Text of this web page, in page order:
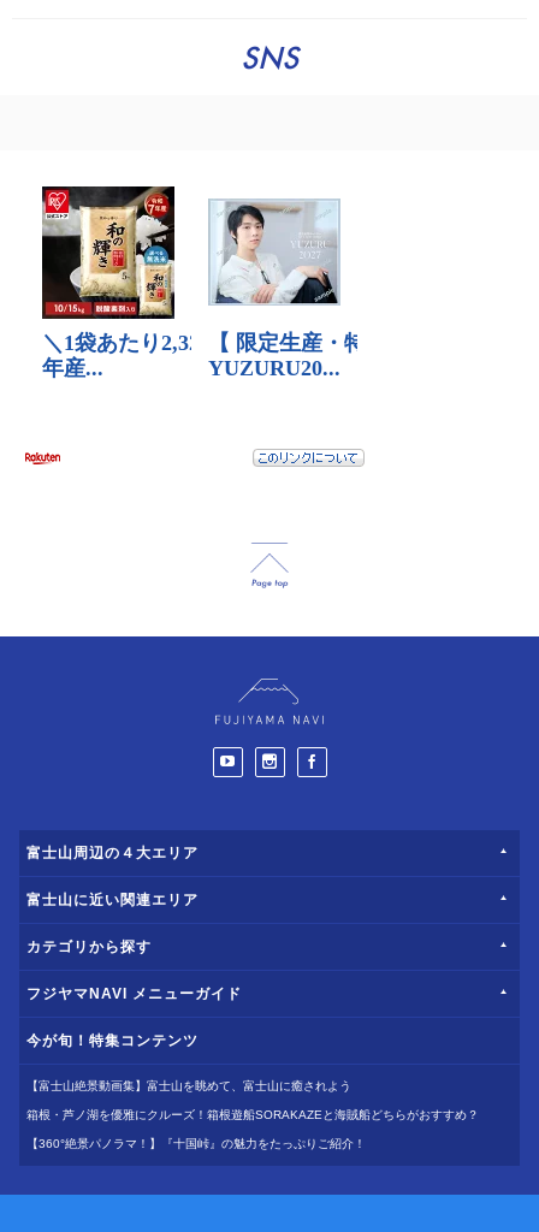
SNS
富士山周辺の４大エリア
富士山に近い関連エリア
カテゴリから探す
フジヤマNAVI メニューガイド
今が旬！特集コンテンツ
【富士山絶景動画集】富士山を眺めて、富士山に癒されよう
箱根・芦ノ湖を優雅にクルーズ！箱根遊船SORAKAZEと海賊船どちらがおすすめ？
【360°絶景パノラマ！】『十国峠』の魅力をたっぷりご紹介！